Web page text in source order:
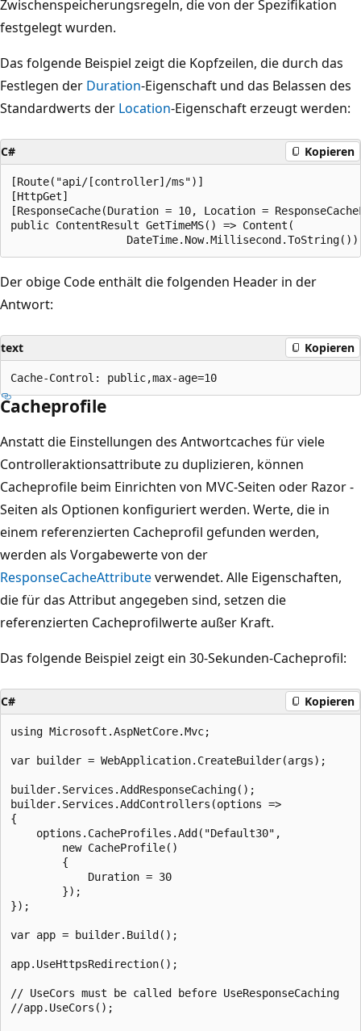
Zwischenspeicherungsregeln, die von der Spezifikation
festgelegt wurden.
Das folgende Beispiel zeigt die Kopfzeilen, die durch das
Festlegen der Duration-Eigenschaft und das Belassen des
Standardwerts der Location-Eigenschaft erzeugt werden:
C# Kopieren
[Route("api/[controller]/ms")]
[HttpGet]
[ResponseCache(Duration = 10, Location =
public ContentResult GetTimeMS() => Content(
Der obige Code enthält die folgenden Header in der
Antwort:
text Kopieren
Cacheprofile
Anstatt die Einstellungen des Antwortcaches für viele
Controlleraktionsattribute zu duplizieren, können
Cacheprofile beim Einrichten von MVC-Seiten oder Razor -
Seiten als Optionen konfiguriert werden. Werte, die in
einem referenzierten Cacheprofil gefunden werden,
werden als Vorgabewerte von der
ResponseCacheAttributeverwendet. Alle Eigenschaften,
die für das Attribut angegeben sind, setzen die
referenzierten Cacheprofilwerte außer Kraft.
Das folgende Beispiel zeigt ein 30-Sekunden-Cacheprofil:
C# Kopieren
using Microsoft.AspNetCore.Mvc;
var builder = WebApplication.CreateBuilder(args);
builder.Services.AddResponseCaching();
builder.Services.AddControllers(options =>
{
    options.CacheProfiles.Add("Default30",
        new CacheProfile()
        {
            Duration = 30
        });
});
var app = builder.Build();
app.UseHttpsRedirection();
// UseCors must be called before UseResponseCaching
//app.UseCors();